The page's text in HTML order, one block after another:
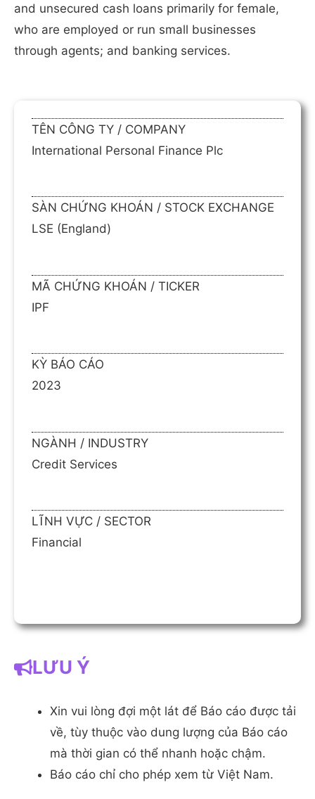
and unsecured cash loans primarily for female,
who are employed or run small businesses
through agents; and banking services.
TÊN CÔNG TY / COMPANY
International Personal Finance Plc
SÀN CHỨNG KHOÁN / STOCK EXCHANGE
LSE (England)
MÃ CHỨNG KHOÁN / TICKER
IPF
KỲ BÁO CÁO
2023
NGÀNH / INDUSTRY
Credit Services
LĨNH VỰC / SECTOR
Financial
LƯU Ý
Xin vui lòng đợi một lát để Báo cáo được tải
về, tùy thuộc vào dung lượng của Báo cáo
mà thời gian có thể nhanh hoặc chậm.
Báo cáo chỉ cho phép xem từ Việt Nam.